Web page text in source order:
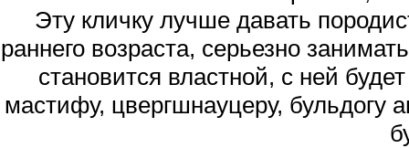
Эту кличку лучше давать
раннего возраста, серьезно
становится властной, с ней
мастифу, цвергшнауцеру, бульдогу